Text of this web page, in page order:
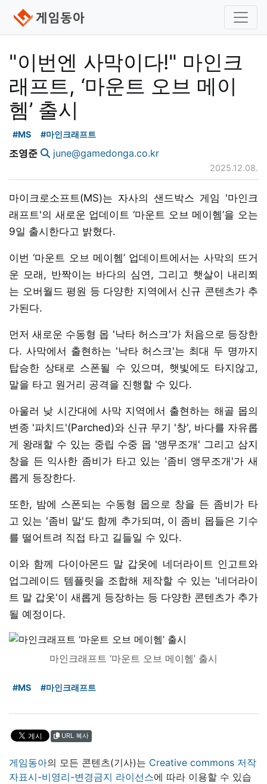
"이번엔 사막이다!" 마인크
래프트, ‘마운트 오브 메이
헴’ 출시
#MS #마인크래프트
조영준 june@gamedonga.co.kr
2025.12.08.
마이크로소프트(MS)는 자사의 샌드박스 게임 '마인크
래프트'의 새로운 업데이트 ‘마운트 오브 메이헴’을 오는
9일 출시한다고 밝혔다.
이번 ‘마운트 오브 메이헴’ 업데이트에서는 사막의 뜨거
운 모래, 반짝이는 바다의 심연, 그리고 햇살이 내리쬐
는 오버월드 평원 등 다양한 지역에서 신규 콘텐츠가 추
가된다.
먼저 새로운 수동형 몹 '낙타 허스크'가 처음으로 등장한
다. 사막에서 출현하는 '낙타 허스크'는 최대 두 명까지
탑승한 상태로 스폰될 수 있으며, 햇빛에도 타지않고,
말을 타고 원거리 공격을 진행할 수 있다.
아울러 낮 시간대에 사막 지역에서 출현하는 해골 몹의
변종 '파치드'(Parched)와 신규 무기 '창', 바다를 자유롭
게 왕래할 수 있는 중립 수중 몹 '앵무조개' 그리고 삼지
창을 든 익사한 좀비가 타고 있는 '좀비 앵무조개'가 새
롭게 등장한다.
또한, 밤에 스폰되는 수동형 몹으로 창을 든 좀비가 타
고 있는 '좀비 말'도 함께 추가되며, 이 좀비 몹들은 기수
를 떨어트려 직접 타고 길들일 수 있다.
이와 함께 다이아몬드 말 갑옷에 네더라이트 인고트와
업그레이드 템플릿을 조합해 제작할 수 있는 '네더라이
트 말 갑옷'이 새롭게 등장하는 등 다양한 콘텐츠가 추가
될 예정이다.
마인크래프트 ‘마운트 오브 메이헴’ 출시
#MS #마인크래프트
URL 복사
게임동아의 모든 콘텐츠(기사)는 Creative commons 저작
자표시-비영리-변경금지 라이선스에 따라 이용할 수 있습